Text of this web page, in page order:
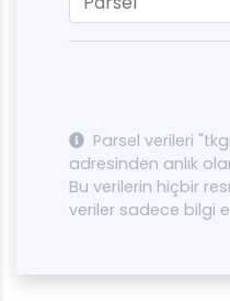
Parsel verileri
adresinden anlık
Bu verilerin hiçbir
veriler sadece bilgi